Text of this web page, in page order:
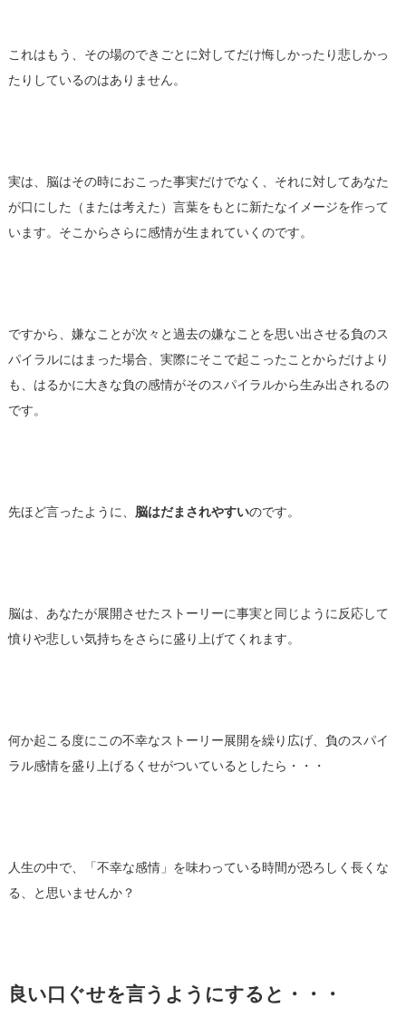
これはもう、その場のできごとに対してだけ悔しかったり悲しかっ
たりしているのはありません。
実は、脳はその時におこった事実だけでなく、それに対してあなた
が口にした（または考えた）言葉をもとに新たなイメージを作って
います。そこからさらに感情が生まれていくのです。
ですから、嫌なことが次々と過去の嫌なことを思い出させる負のス
パイラルにはまった場合、実際にそこで起こったことからだけより
も、はるかに大きな負の感情がそのスパイラルから生み出されるの
です。
先ほど言ったように、 脳はだまされやすいのです。
脳は、あなたが展開させたストーリーに事実と同じように反応して
憤りや悲しい気持ちをさらに盛り上げてくれます。
何か起こる度にこの不幸なストーリー展開を繰り広げ、負のスパイ
ラル感情を盛り上げるくせがついているとしたら・・・
人生の中で、「不幸な感情」を味わっている時間が恐ろしく長くな
る、と思いませんか？
良い口ぐせを言うようにすると・・・